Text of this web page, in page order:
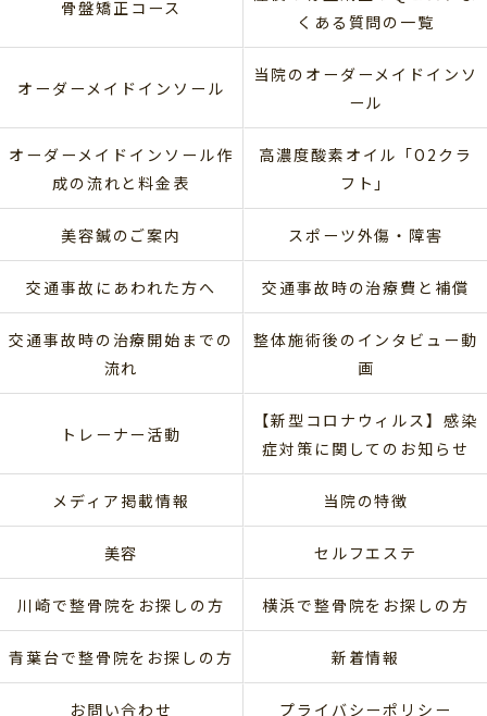
骨盤矯正コース
くある質問の一覧
オーダーメイドインソール
当院のオーダーメイドインソ
ール
オーダーメイドインソール作
成の流れと料金表
高濃度酸素オイル「O2クラ
フト」
美容鍼のご案内 スポーツ外傷・障害
交通事故にあわれた方へ 交通事故時の治療費と補償
交通事故時の治療開始までの
流れ
整体施術後のインタビュー動
画
トレーナー活動
【新型コロナウィルス】感染
症対策に関してのお知らせ
メディア掲載情報 当院の特徴
美容 セルフエステ
川崎で整骨院をお探しの方 横浜で整骨院をお探しの方
青葉台で整骨院をお探しの方 新着情報
お問い合わせ プライバシーポリシー